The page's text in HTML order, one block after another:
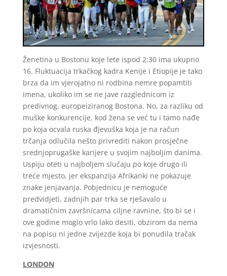
Ženetina u Bostonu koje lete ispod 2:30 ima ukupno
16. Fluktuacija trkačkog kadra Kenije i Etiopije je tako
brza da im vjerojatno ni rodbina nemre popamtiti
imena, ukoliko im se ne jave razglednicom iz
predivnog, europeiziranog Bostona. No, za razliku od
muške konkurencije, kod žena se već tu i tamo nađe
po koja ocvala ruska đjevuška koja je na račun
trčanja odlučila nešto privrediti nakon prosječne
srednjoprugaške karijere u svojim najboljim danima.
Uspiju oteti u najboljem slučaju po koje drugo ili
treće mjesto, jer ekspanzija Afrikanki ne pokazuje
znake jenjavanja. Pobjednicu je nemoguće
predvidjeti, zadnjih par trka se rješavalo u
dramatičnim završnicama ciljne ravnine, što bi se i
ove godine moglo vrlo lako desiti, obzirom da nema
na popisu ni jedne zvijezde koja bi ponudila tračak
izvjesnosti.
LONDON